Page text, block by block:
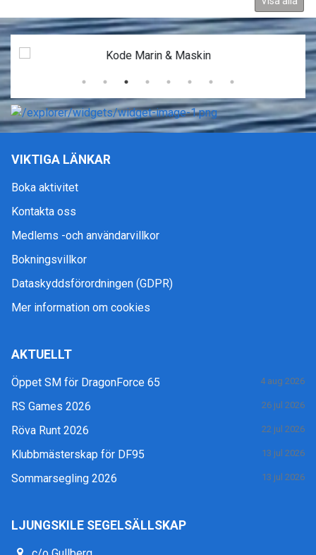
VIKTIGA LÄNKAR
Boka aktivitet
Kontakta oss
Medlems -och användarvillkor
Bokningsvillkor
Dataskyddsförordningen (GDPR)
Mer information om cookies
AKTUELLT
Öppet SM för DragonForce 65 4 aug 2026
RS Games 2026 26 jul 2026
Röva Runt 2026 22 jul 2026
Klubbmästerskap för DF95 13 jul 2026
Sommarsegling 2026 13 jul 2026
LJUNGSKILE SEGELSÄLLSKAP